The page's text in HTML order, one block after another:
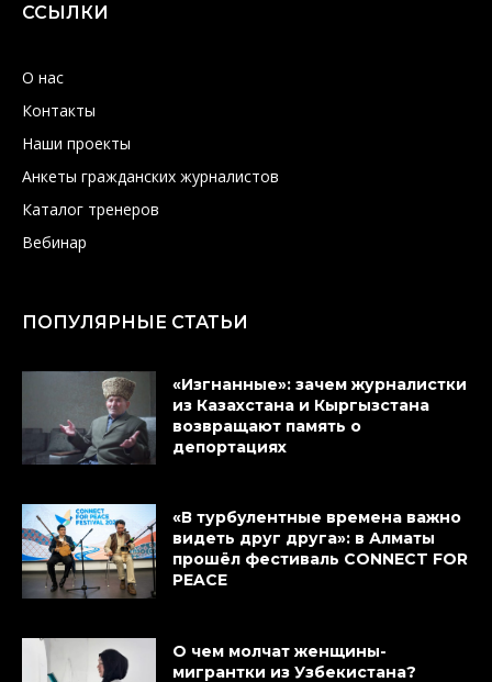
ССЫЛКИ
О нас
Контакты
Наши проекты
Анкеты гражданских журналистов
Каталог тренеров
Вебинар
ПОПУЛЯРНЫЕ СТАТЬИ
«Изгнанные»: зачем журналистки
из Казахстана и Кыргызстана
возвращают память о
депортациях
«В турбулентные времена важно
видеть друг друга»: в Алматы
прошёл фестиваль CONNECT FOR
PEACE
О чем молчат женщины-
мигрантки из Узбекистана?